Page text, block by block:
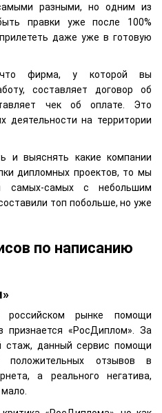
разными, но одним из
правки уже после 100%
даже уже в готовую
что фирма, у которой вы
составляет договор об
чек об оплате. Это
деятельности на территории
и выяснять какие компании
дипломных проектов, то мы
самых-самых с небольшим
топ побольше, но уже
по написанию
рынке помощи
признается «РосДиплом». За
стаж, данный сервис помощи
положительных отзывов в
а реального негатива,